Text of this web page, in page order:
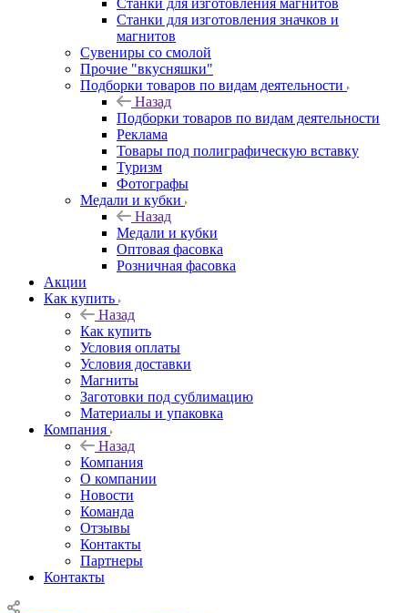
Станки для изготовления магнитов
Станки для изготовления значков и
магнитов
Сувениры со смолой
Прочие "вкусняшки"
Подборки товаров по видам деятельности
Назад
Подборки товаров по видам деятельности
Реклама
Товары под полиграфическую вставку
Туризм
Фотографы
Медали и кубки
Назад
Медали и кубки
Оптовая фасовка
Розничная фасовка
Акции
Как купить
Назад
Как купить
Условия оплаты
Условия доставки
Магниты
Заготовки под сублимацию
Материалы и упаковка
Компания
Назад
Компания
О компании
Новости
Команда
Отзывы
Контакты
Партнеры
Контакты